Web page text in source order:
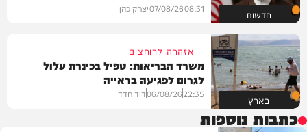
חדשות 08:31
07/08/26יצחק כהן
בארץ
אזהרה לרוחצים
משרד הבריאות: טפיל בכינרת עלול
לגרום לפגיעה בראייה
22:35
06/08/26דוד חדד
כתבות נוספות